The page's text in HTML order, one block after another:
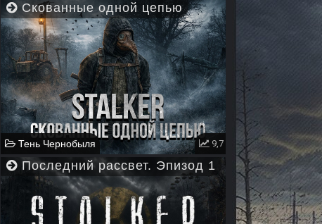
Скованные одной цепью
Тень Чернобыля 9,7
Последний рассвет. Эпизод 1